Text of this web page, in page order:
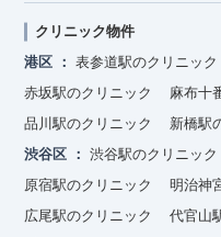
クリニック物件
港区
表参道駅のクリニック
赤坂駅のクリニック
麻布十
品川駅のクリニック
新橋駅
渋谷区
渋谷駅のクリニック
原宿駅のクリニック
明治神
広尾駅のクリニック
代官山